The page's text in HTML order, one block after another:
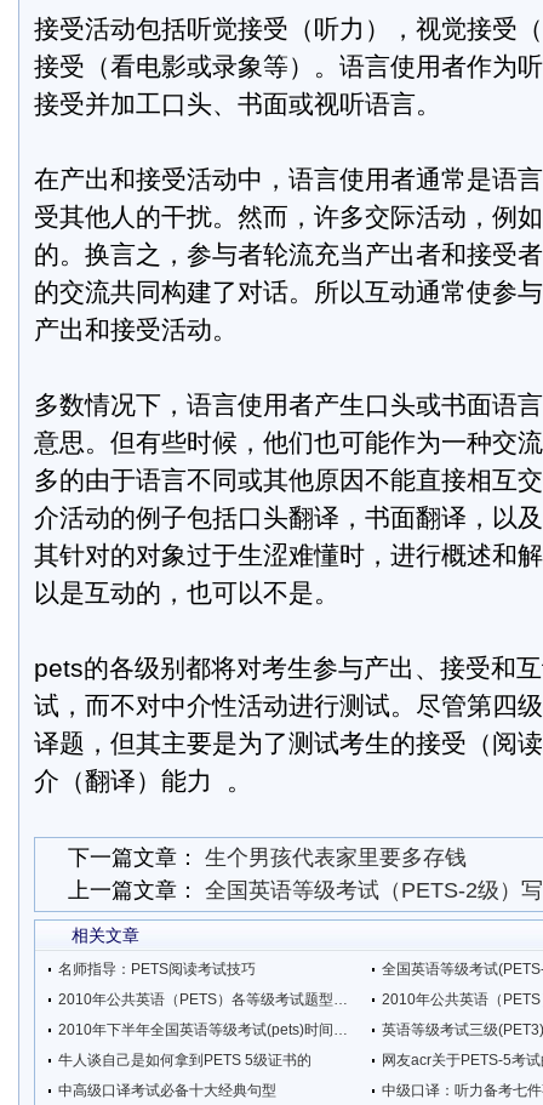
接受活动包括听觉接受（听力），视觉接受
接受（看电影或录象等）。语言使用者作为
接受并加工口头、书面或视听语言。
在产出和接受活动中，语言使用者通常是语
受其他人的干扰。然而，许多交际活动，例
的。换言之，参与者轮流充当产出者和接受
的交流共同构建了对话。所以互动通常使参
产出和接受活动。
多数情况下，语言使用者产生口头或书面语
意思。但有些时候，他们也可能作为一种交
多的由于语言不同或其他原因不能直接相互
介活动的例子包括口头翻译，书面翻译，以
其针对的对象过于生涩难懂时，进行概述和
以是互动的，也可以不是。
pets的各级别都将对考生参与产出、接受和
试，而不对中介性活动进行测试。尽管第四
译题，但其主要是为了测试考生的接受（阅
介（翻译）能力 。
下一篇文章： 生个男孩代表家里要多存钱
上一篇文章： 全国英语等级考试（PETS-2级）
相关文章
名师指导：PETS阅读考试技巧
全国英语等级考试
2010年公共英语（PETS）各等级考试题型解析二
2010年下半年全国英语等级考试(pets)时间安排
英语等级考试三级
牛人谈自己是如何拿到PETS 5级证书的
网友acr关于PETS-5考
中高级口译考试必备十大经典句型
中级口译：听力备考七